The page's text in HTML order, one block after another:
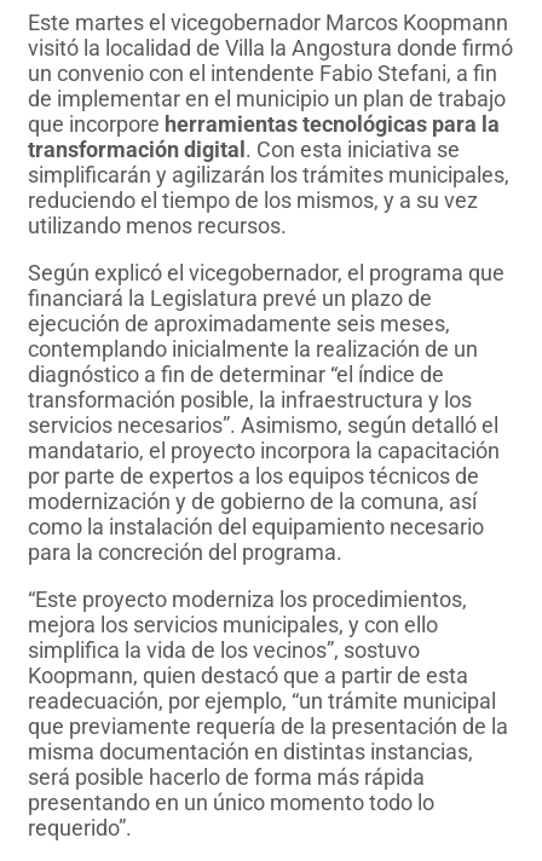
Este martes el vicegobernador Marcos Koopmann
visitó la localidad de Villa la Angostura donde firmó
un convenio con el intendente Fabio Stefani, a fin
de implementar en el municipio un plan de trabajo
que incorpore herramientas tecnológicas para la
transformación digital . Con esta iniciativa se
simplificarán y agilizarán los trámites municipales,
reduciendo el tiempo de los mismos, y a su vez
utilizando menos recursos.
Según explicó el vicegobernador, el programa que
financiará la Legislatura prevé un plazo de
ejecución de aproximadamente seis meses,
contemplando inicialmente la realización de un
diagnóstico a fin de determinar “el índice de
transformación posible, la infraestructura y los
servicios necesarios”. Asimismo, según detalló el
mandatario, el proyecto incorpora la capacitación
por parte de expertos a los equipos técnicos de
modernización y de gobierno de la comuna, así
como la instalación del equipamiento necesario
para la concreción del programa.
“Este proyecto moderniza los procedimientos,
mejora los servicios municipales, y con ello
simplifica la vida de los vecinos”, sostuvo
Koopmann, quien destacó que a partir de esta
readecuación, por ejemplo, “un trámite municipal
que previamente requería de la presentación de la
misma documentación en distintas instancias,
será posible hacerlo de forma más rápida
presentando en un único momento todo lo
requerido”.